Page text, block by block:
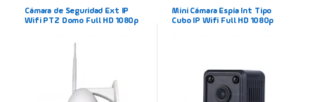
Cámara de Seguridad Ext IP
Wifi PTZ Domo Full HD 1080p
Mini Cámara Espía Int Tipo
Cubo IP Wifi Full HD 1080p